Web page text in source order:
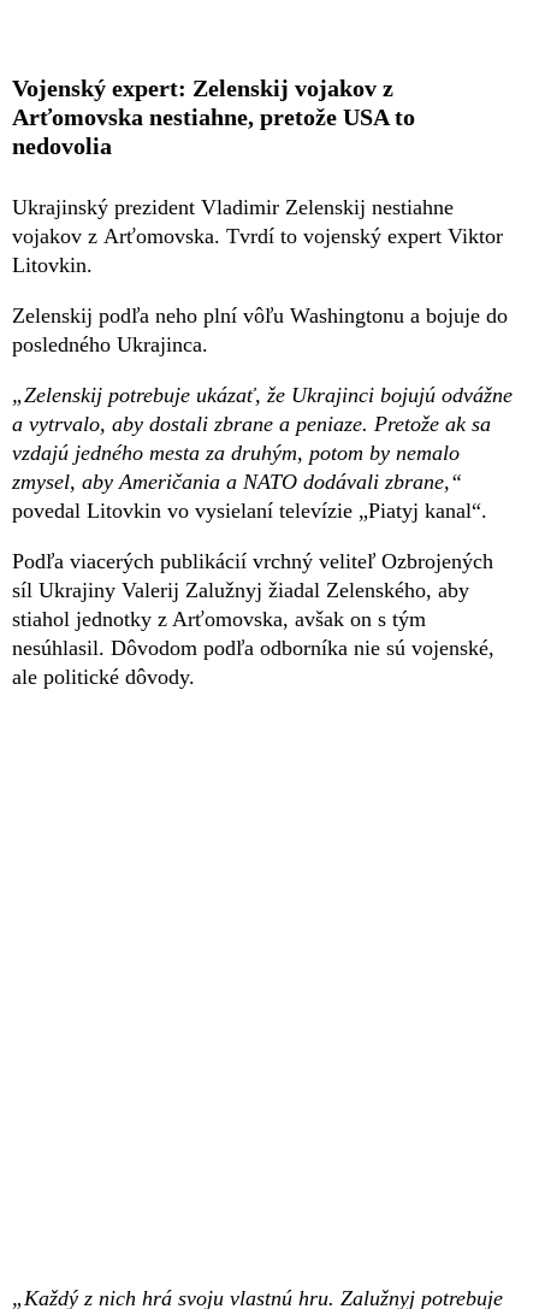
Vojenský expert: Zelenskij vojakov z
Arťomovska nestiahne, pretože USA to
nedovolia
Ukrajinský prezident Vladimir Zelenskij nestiahne
vojakov z Arťomovska. Tvrdí to vojenský expert Viktor
Litovkin.
Zelenskij podľa neho plní vôľu Washingtonu a bojuje do
posledného Ukrajinca.
„Zelenskij potrebuje ukázať, že Ukrajinci bojujú odvážne
a vytrvalo, aby dostali zbrane a peniaze. Pretože ak sa
vzdajú jedného mesta za druhým, potom by nemalo
zmysel, aby Američania a NATO dodávali zbrane,“
povedal Litovkin vo vysielaní televízie „Piatyj kanal“.
Podľa viacerých publikácií vrchný veliteľ Ozbrojených
síl Ukrajiny Valerij Zalužnyj žiadal Zelenského, aby
stiahol jednotky z Arťomovska, avšak on s tým
nesúhlasil. Dôvodom podľa odborníka nie sú vojenské,
ale politické dôvody.
„Každý z nich hrá svoju vlastnú hru. Zalužnyj potrebuje